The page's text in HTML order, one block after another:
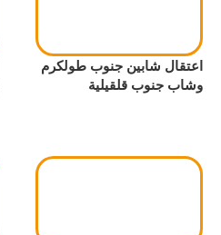
اعتقال شابين جنوب طولكرم
وشاب جنوب قلقيلية